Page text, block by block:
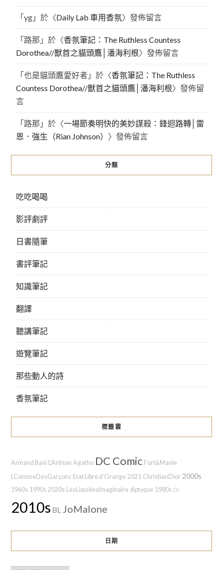
「yg」於〈Daily Lab 車用香氛〉發佈留言
「路那 」於〈香氛筆記：The Ruthless Countess
Dorothea//獸首之貓頭鷹│潘海利根〉發佈留言
「也是貓頭鷹愛好者」於〈香氛筆記：The Ruthless
Countess Dorothea//獸首之貓頭鷹│潘海利根〉發佈留
言
「路那 」於〈一場節奏明快的美妙謀殺：鋒迴路轉│雷
恩．強生（Rian Johnson） 〉發佈留言
分類
吃吃喝喝
影評劇評
日書隨筆
書評筆記
知識筆記
翻譯
聽講筆記
遊覽筆記
那些動人的詩
香氛筆記
標籤雲
Armand Basi L'Artisan Agatho DC Comic Fort&Manle
LCommeDesGarçons Etat Libre d’Orange 2021 ChristianDior 2000s
1960s 1990s 2020s LesLiquidesImaginaire diptyque 1980s DC
2010s BL JoMalone
日期